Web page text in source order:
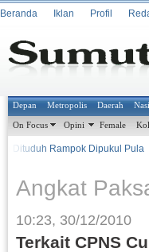
Beranda Iklan Profil
Depan Metropolis Daerah
On Focus Opini Female
Dituduh Rampok Dipukul Pula •
Angkat
10:23, 30/12/2010
Terkait CPNS